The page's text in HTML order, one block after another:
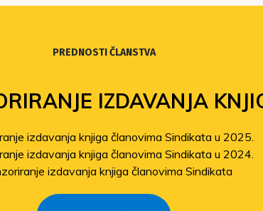
PREDNOSTI ČLANSTVA
IZDAVANJA
izdavanja knjiga članovima Sindikata u 2025.
izdavanja knjiga članovima Sindikata u 2024.
izdavanja knjiga članovima Sindikata